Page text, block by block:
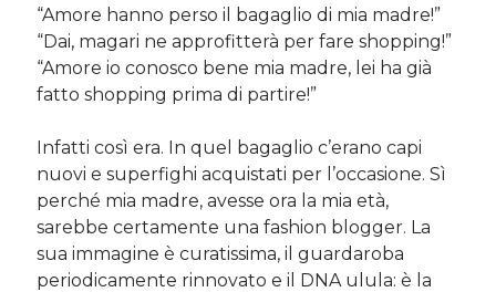
Cerca nel blog
Cerca
Archivi
“Amore hanno perso il bagaglio di mia madre!”
“Dai, magari ne approfitterà per fare shopping!”
“Amore io conosco bene mia madre, lei ha già
fatto shopping prima di partire!”
Infatti così era. In quel bagaglio c’erano capi
nuovi e superfighi acquistati per l’occasione. Sì
perché mia madre, avesse ora la mia età,
sarebbe certamente una fashion blogger. La
sua immagine è curatissima, il guardaroba
periodicamente rinnovato e il DNA ulula: è la